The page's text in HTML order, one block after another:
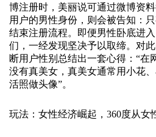
博注册时，美丽说可通过微博资
用户的男性身份，则会被告知：
结束注册流程。即便男性卧底进
们，一经发现坚决予以取缔。对
断用户性别总结出一套心得：“在
没有真美女，真美女通常用小花
活照做头像”。
玩法：女性经济崛起，360度从女